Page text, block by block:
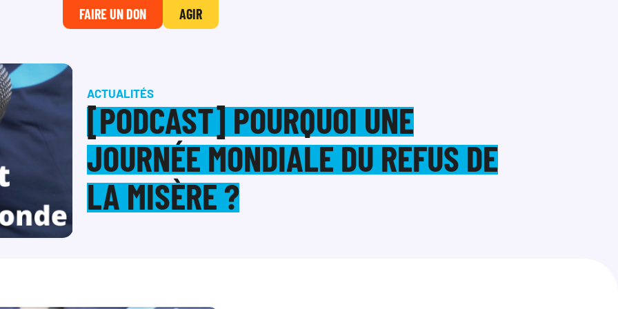
FAIRE UN DON AGIR
ACTUALITÉS
[PODCAST] POURQUOI UNE
JOURNÉE MONDIALE DU REFUS DE
LA MISÈRE ?